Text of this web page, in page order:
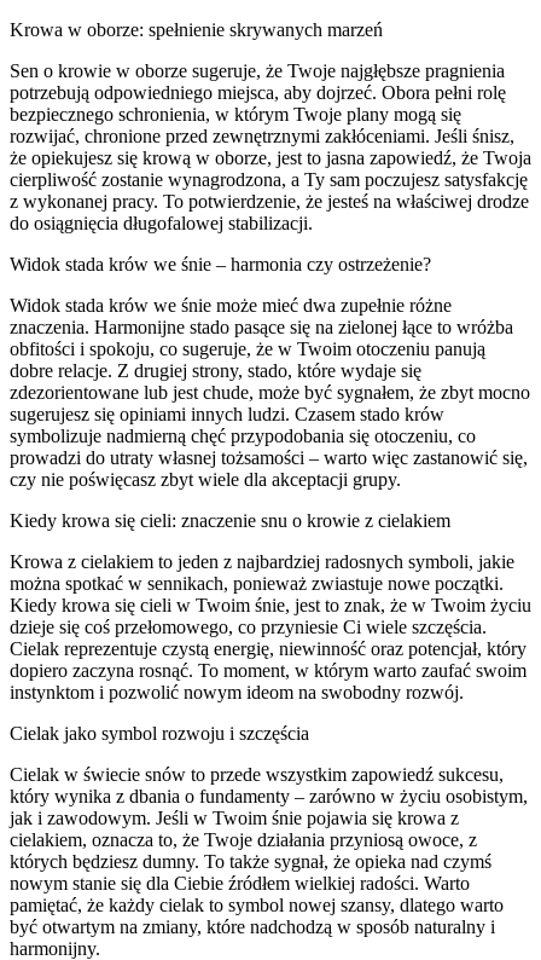
Krowa w oborze: spełnienie skrywanych marzeń
Sen o krowie w oborze sugeruje, że Twoje najgłębsze pragnienia
potrzebują odpowiedniego miejsca, aby dojrzeć. Obora pełni rolę
bezpiecznego schronienia, w którym Twoje plany mogą się
rozwijać, chronione przed zewnętrznymi zakłóceniami. Jeśli śnisz,
że opiekujesz się krową w oborze, jest to jasna zapowiedź, że Twoja
cierpliwość zostanie wynagrodzona, a Ty sam poczujesz satysfakcję
z wykonanej pracy. To potwierdzenie, że jesteś na właściwej drodze
do osiągnięcia długofalowej stabilizacji.
Widok stada krów we śnie – harmonia czy ostrzeżenie?
Widok stada krów we śnie może mieć dwa zupełnie różne
znaczenia. Harmonijne stado pasące się na zielonej łące to wróżba
obfitości i spokoju, co sugeruje, że w Twoim otoczeniu panują
dobre relacje. Z drugiej strony, stado, które wydaje się
zdezorientowane lub jest chude, może być sygnałem, że zbyt mocno
sugerujesz się opiniami innych ludzi. Czasem stado krów
symbolizuje nadmierną chęć przypodobania się otoczeniu, co
prowadzi do utraty własnej tożsamości – warto więc zastanowić się,
czy nie poświęcasz zbyt wiele dla akceptacji grupy.
Kiedy krowa się cieli: znaczenie snu o krowie z cielakiem
Krowa z cielakiem to jeden z najbardziej radosnych symboli, jakie
można spotkać w sennikach, ponieważ zwiastuje nowe początki.
Kiedy krowa się cieli w Twoim śnie, jest to znak, że w Twoim życiu
dzieje się coś przełomowego, co przyniesie Ci wiele szczęścia.
Cielak reprezentuje czystą energię, niewinność oraz potencjał, który
dopiero zaczyna rosnąć. To moment, w którym warto zaufać swoim
instynktom i pozwolić nowym ideom na swobodny rozwój.
Cielak jako symbol rozwoju i szczęścia
Cielak w świecie snów to przede wszystkim zapowiedź sukcesu,
który wynika z dbania o fundamenty – zarówno w życiu osobistym,
jak i zawodowym. Jeśli w Twoim śnie pojawia się krowa z
cielakiem, oznacza to, że Twoje działania przyniosą owoce, z
których będziesz dumny. To także sygnał, że opieka nad czymś
nowym stanie się dla Ciebie źródłem wielkiej radości. Warto
pamiętać, że każdy cielak to symbol nowej szansy, dlatego warto
być otwartym na zmiany, które nadchodzą w sposób naturalny i
harmonijny.